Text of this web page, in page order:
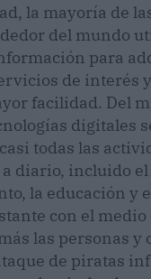
la mayoría de
del mundo
para
de interés
facilidad. Del
digitales
todas las
diario, incluido el
la educación y
con el
las personas y
de piratas